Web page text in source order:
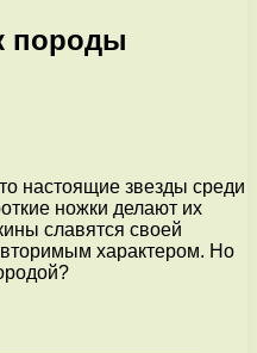
породы
настоящие звезды среди
ножки делают их
славятся своей
характером. Но